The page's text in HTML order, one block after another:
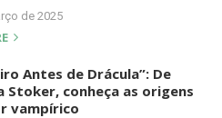
de 2025
Antes de Drácula”: De
Stoker, conheça as origens
vampírico